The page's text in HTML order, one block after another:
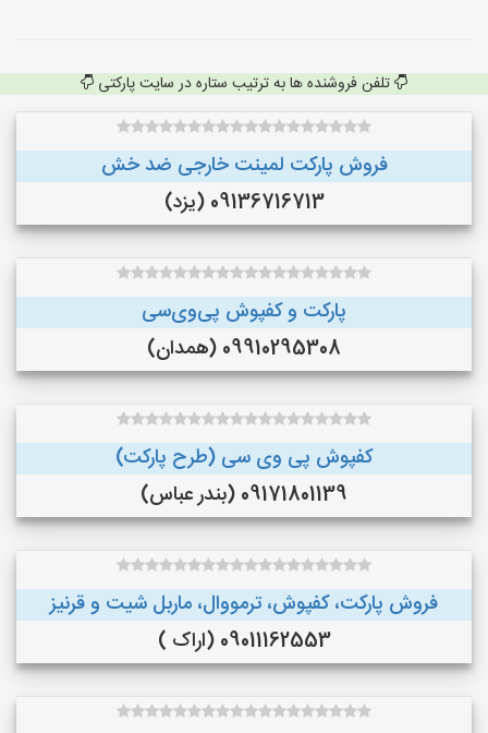
تلفن فروشنده ها به ترتیب ستاره در سایت پارکتی
فروش پارکت لمینت خارجی ضد خش
09136716713 (یزد)
پارکت و کفپوش پی‌وی‌سی
09910295308 (همدان)
کفپوش پی وی سی (طرح پارکت)
09171801139 (بندر عباس)
فروش پارکت، کفپوش، ترمووال، ماربل شیت و قرنیز
09011162553 (اراک )